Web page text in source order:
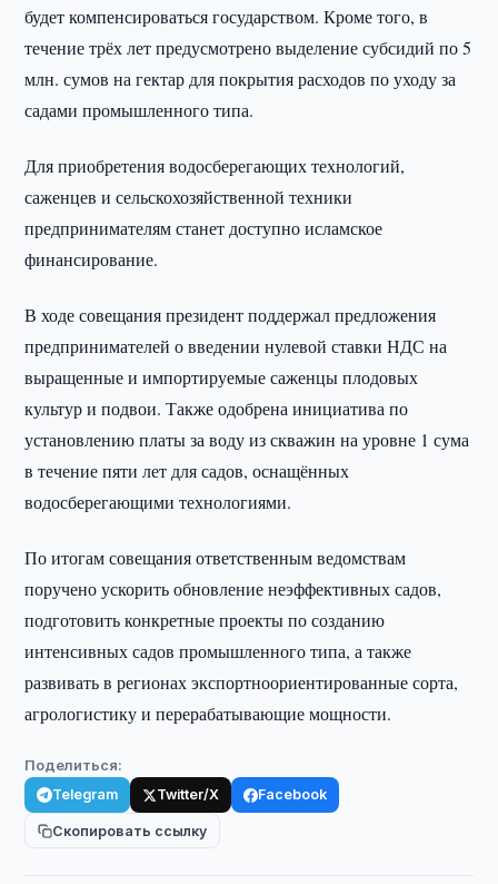
будет компенсироваться государством. Кроме того, в
течение трёх лет предусмотрено выделение субсидий по 5
млн. сумов на гектар для покрытия расходов по уходу за
садами промышленного типа.
Для приобретения водосберегающих технологий,
саженцев и сельскохозяйственной техники
предпринимателям станет доступно исламское
финансирование.
В ходе совещания президент поддержал предложения
предпринимателей о введении нулевой ставки НДС на
выращенные и импортируемые саженцы плодовых
культур и подвои. Также одобрена инициатива по
установлению платы за воду из скважин на уровне 1 сума
в течение пяти лет для садов, оснащённых
водосберегающими технологиями.
По итогам совещания ответственным ведомствам
поручено ускорить обновление неэффективных садов,
подготовить конкретные проекты по созданию
интенсивных садов промышленного типа, а также
развивать в регионах экспортноориентированные сорта,
агрологистику и перерабатывающие мощности.
Поделиться:
Telegram Twitter/X Facebook
Скопировать ссылку